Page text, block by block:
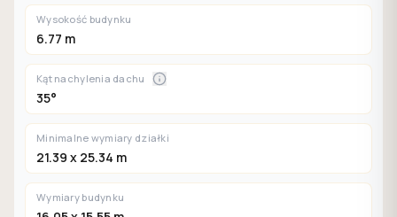
Wysokość budynku
6.77 m
Kąt nachylenia dachu
35°
Minimalne wymiary działki
21.39 x 25.34 m
Wymiary budynku